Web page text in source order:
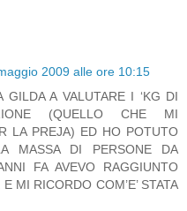
2009 alle ore 10:15
GILDA A VALUTARE I ‘KG DI
(QUELLO CHE MI
LA PREJA) ED HO POTUTO
MASSA DI PERSONE DA
FA AVEVO RAGGIUNTO
MI RICORDO COM’E’ STATA